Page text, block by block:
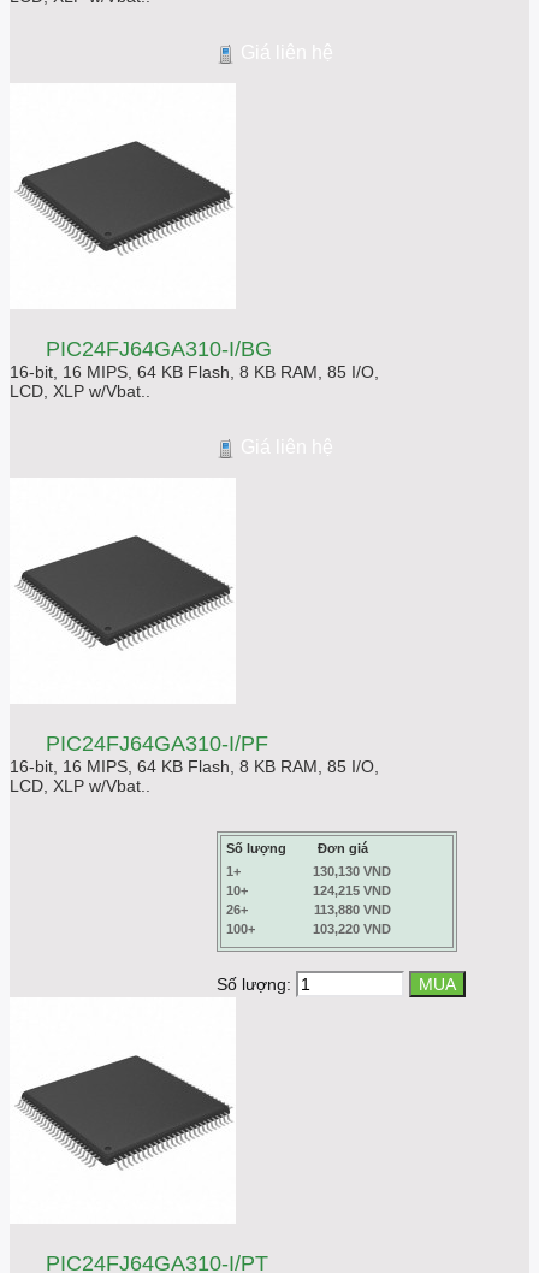
Giá liên hệ
PIC24FJ64GA310-I/BG
16-bit, 16 MIPS, 64 KB Flash, 8 KB RAM, 85 I/O,
LCD, XLP w/Vbat..
Giá liên hệ
PIC24FJ64GA310-I/PF
16-bit, 16 MIPS, 64 KB Flash, 8 KB RAM, 85 I/O,
LCD, XLP w/Vbat..
Số lượng
Đơn giá
1+
130,130 VND
10+
124,215 VND
26+
113,880 VND
100+
103,220 VND
Số lượng:
PIC24FJ64GA310-I/PT